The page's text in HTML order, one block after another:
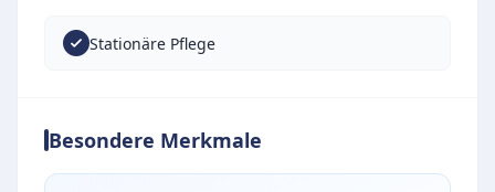
Stationäre Pflege
Besondere Merkmale